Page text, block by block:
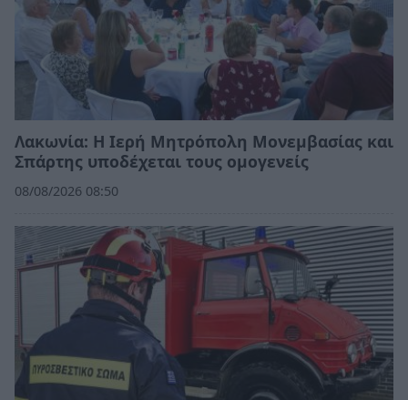
Λακωνία: Η Ιερή Μητρόπολη Μονεμβασίας και
Σπάρτης υποδέχεται τους ομογενείς
08/08/2026 08:50